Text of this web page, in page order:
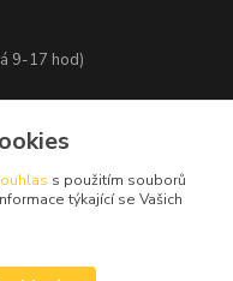
9-17 hod)
s použitím souborů
týkající se Vašich